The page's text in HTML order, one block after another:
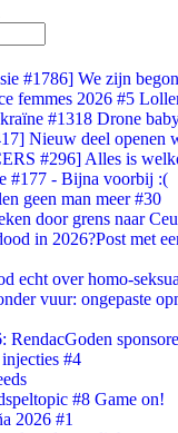
#1786] We zijn
femmes 2026 #5
#1318 Drone
Nieuw deel openen
#296] Alles is
#177 - Bijna voorbij :(
geen man meer #30
door grens naar
in 2026?Post met
echt over homo-
vuur: ongepaste
RendacGoden
#4
#8 Game on!
2026 #1